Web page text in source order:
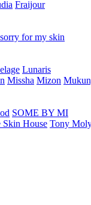
Fraijour
for my skin
Lunaris
Missha Mizon
SOME BY MI
Skin House Tony